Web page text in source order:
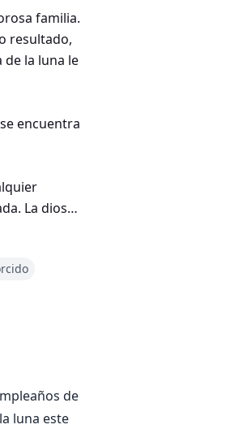
familia.
resultado,
de la luna le
encuentra
La diosa
debido a
de
luna este